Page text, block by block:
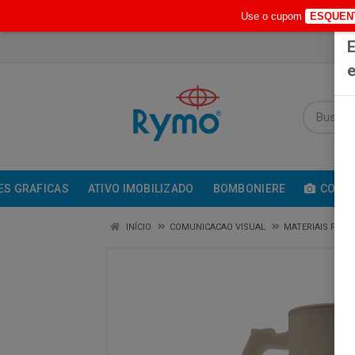
GRAFICAS ATIVO IMOBILIZADO BOMBONIERE
INÍCIO COMUNICACAO VISUAL MATERIAIS P/
Use o cupom